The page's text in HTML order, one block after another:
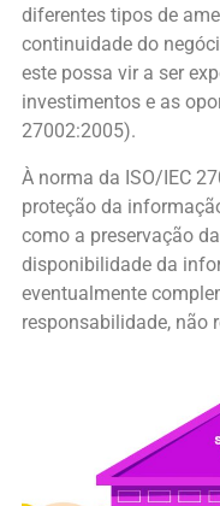
diferentes tipos de
continuidade do
este possa vir a ser
investimentos e as
27002:2005).
À norma da ISO/IEC
proteção da
como a preservação
disponibilidade da
eventualmente
responsabilidade, não